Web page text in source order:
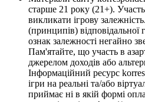
старше 21 року (21+).
викликати ігрову
(принципів)
ознак залежності негайно
Пам'ятайте, що участь в
джерелом доходів або
Інформаційний ресурс
ігри на реальні та/або
приймає ні в якій формі